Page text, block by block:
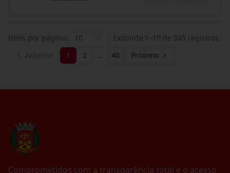
Itens por página: 10 Exibindo 1 –10 de 395 registros
1 2 … 40 Próximo
Comprometidos com a transparência total e o acesso